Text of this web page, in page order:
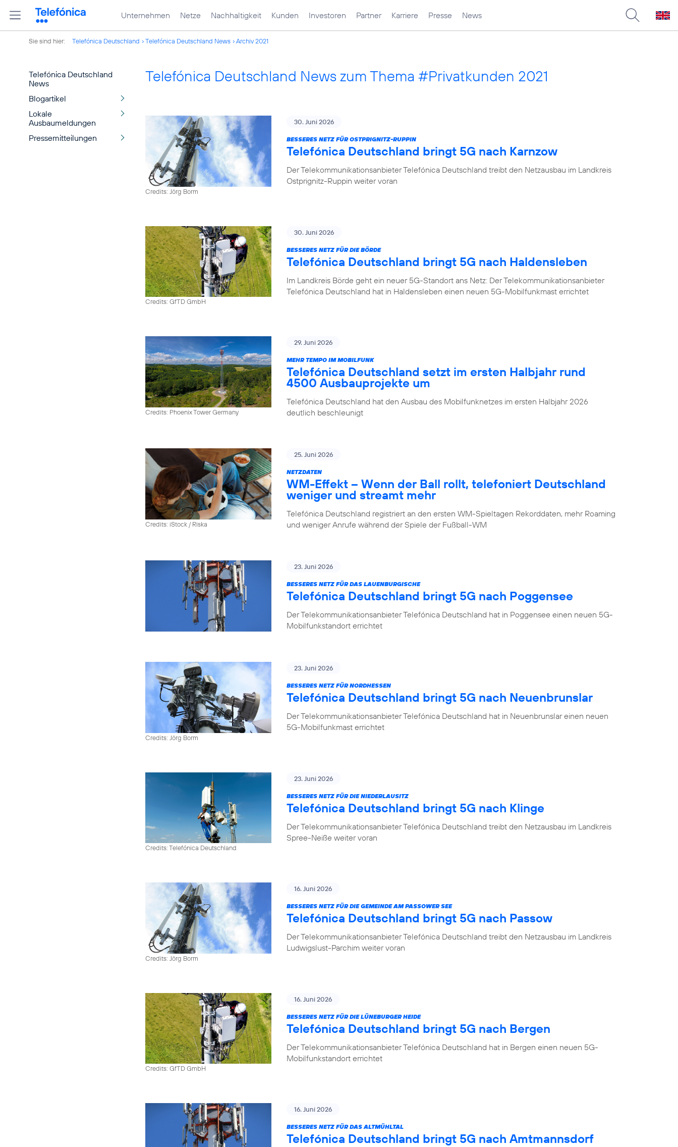
Unternehmen Netze Nachhaltigkeit Kunden Investoren Partner Karriere Presse News
Sie sind hier: Telefónica Deutschland Telefónica Deutschland News Archiv 2021
Telefónica Deutschland
News
Blogartikel
Lokale
Ausbaumeldungen
Pressemitteilungen
Telefónica Deutschland News zum Thema #Privatkunden 2021
Credits: Jörg Borm
30. Juni 2026
BESSERES NETZ FÜR OSTPRIGNITZ-RUPPIN
Telefónica Deutschland bringt 5G nach Karnzow
Der Telekommunikationsanbieter Telefónica Deutschland treibt den Netzausbau im Landkreis
Ostprignitz-Ruppin weiter voran
Credits: GfTD GmbH
30. Juni 2026
BESSERES NETZ FÜR DIE BÖRDE
Telefónica Deutschland bringt 5G nach Haldensleben
Im Landkreis Börde geht ein neuer 5G-Standort ans Netz: Der Telekommunikationsanbieter
Telefónica Deutschland hat in Haldensleben einen neuen 5G-Mobilfunkmast errichtet
Credits: Phoenix Tower Germany
29. Juni 2026
MEHR TEMPO IM MOBILFUNK
Telefónica Deutschland setzt im ersten Halbjahr rund
4500 Ausbauprojekte um
Telefónica Deutschland hat den Ausbau des Mobilfunknetzes im ersten Halbjahr 2026
deutlich beschleunigt
Credits: iStock / Riska
25. Juni 2026
NETZDATEN
WM-Effekt – Wenn der Ball rollt, telefoniert Deutschland
weniger und streamt mehr
Telefónica Deutschland registriert an den ersten WM-Spieltagen Rekorddaten, mehr Roaming
und weniger Anrufe während der Spiele der Fußball-WM
23. Juni 2026
BESSERES NETZ FÜR DAS LAUENBURGISCHE
Telefónica Deutschland bringt 5G nach Poggensee
Der Telekommunikationsanbieter Telefónica Deutschland hat in Poggensee einen neuen 5G-
Mobilfunkstandort errichtet
Credits: Jörg Borm
23. Juni 2026
BESSERES NETZ FÜR NORDHESSEN
Telefónica Deutschland bringt 5G nach Neuenbrunslar
Der Telekommunikationsanbieter Telefónica Deutschland hat in Neuenbrunslar einen neuen
5G-Mobilfunkmast errichtet
Credits: Telefónica Deutschland
23. Juni 2026
BESSERES NETZ FÜR DIE NIEDERLAUSITZ
Telefónica Deutschland bringt 5G nach Klinge
Der Telekommunikationsanbieter Telefónica Deutschland treibt den Netzausbau im Landkreis
Spree-Neiße weiter voran
Credits: Jörg Borm
16. Juni 2026
BESSERES NETZ FÜR DIE GEMEINDE AM PASSOWER SEE
Telefónica Deutschland bringt 5G nach Passow
Der Telekommunikationsanbieter Telefónica Deutschland treibt den Netzausbau im Landkreis
Ludwigslust-Parchim weiter voran
Credits: GfTD GmbH
16. Juni 2026
BESSERES NETZ FÜR DIE LÜNEBURGER HEIDE
Telefónica Deutschland bringt 5G nach Bergen
Der Telekommunikationsanbieter Telefónica Deutschland hat in Bergen einen neuen 5G-
Mobilfunkstandort errichtet
16. Juni 2026
BESSERES NETZ FÜR DAS ALTMÜHLTAL
Telefónica Deutschland bringt 5G nach Amtmannsdorf